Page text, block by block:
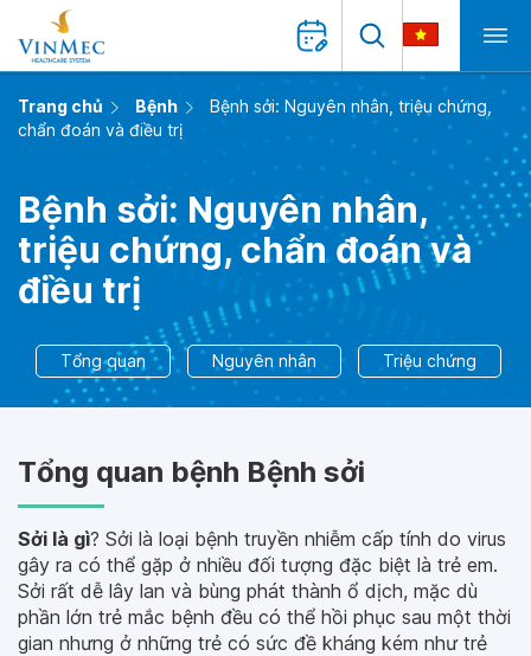
Trang chủ Bệnh
Bệnh sởi: Nguyên nhân, triệu chứng,
chẩn đoán và điều trị
Bệnh sởi: Nguyên nhân,
triệu chứng, chẩn đoán và
điều trị
Tổng quan Nguyên nhân Triệu chứng
Tổng quan bệnh Bệnh sởi
Sởi là gì? Sởi là loại bệnh truyền nhiễm cấp tính do virus
gây ra có thể gặp ở nhiều đối tượng đặc biệt là trẻ em.
Sởi rất dễ lây lan và bùng phát thành ổ dịch, mặc dù
phần lớn trẻ mắc bệnh đều có thể hồi phục sau một thời
gian nhưng ở những trẻ có sức đề kháng kém như trẻ